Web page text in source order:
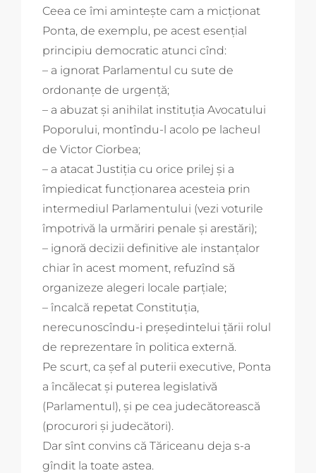
Ceea ce îmi amintește cam a micționat
Ponta, de exemplu, pe acest esențial
principiu democratic atunci cînd:
– a ignorat Parlamentul cu sute de
ordonanțe de urgență;
– a abuzat și anihilat instituția Avocatului
Poporului, montîndu-l acolo pe lacheul
de Victor Ciorbea;
– a atacat Justiția cu orice prilej și a
împiedicat funcționarea acesteia prin
intermediul Parlamentului (vezi voturile
împotrivă la urmăriri penale și arestări);
– ignoră decizii definitive ale instanțalor
chiar în acest moment, refuzînd să
organizeze alegeri locale parțiale;
– încalcă repetat Constituția,
nerecunoscîndu-i președintelui țării rolul
de reprezentare în politica externă.
Pe scurt, ca șef al puterii executive, Ponta
a încălecat și puterea legislativă
(Parlamentul), și pe cea judecătorească
(procurori și judecători).
Dar sînt convins că Tăriceanu deja s-a
gîndit la toate astea.